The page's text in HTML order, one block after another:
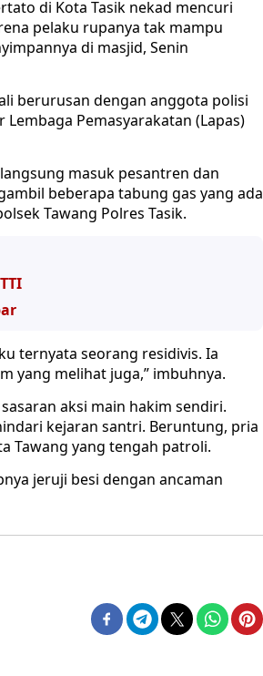
di Kota Tasik nekad mencuri
pelaku rupanya tak mampu
di masjid, Senin
berurusan dengan anggota polisi
Pemasyarakatan (Lapas)
masuk pesantren dan
beberapa tabung gas yang ada
Tawang Polres Tasik.
ternyata seorang residivis. Ia
yang melihat juga,” imbuhnya.
aksi main hakim sendiri.
kejaran santri. Beruntung, pria
Tawang yang tengah patroli.
jeruji besi dengan ancaman